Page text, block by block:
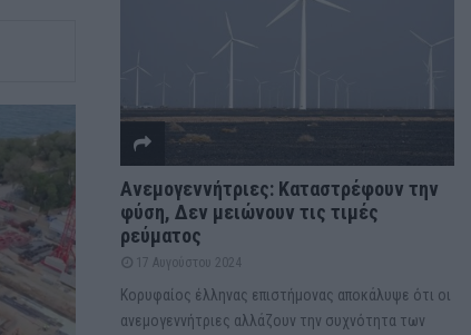
Ανεμογεννήτριες: Καταστρέφουν την
φύση, Δεν μειώνουν τις τιμές
ρεύματος
17 Αυγούστου 2024
Κορυφαίος έλληνας επιστήμονας αποκάλυψε ότι οι
ανεμογεννήτριες αλλάζουν την συχνότητα των